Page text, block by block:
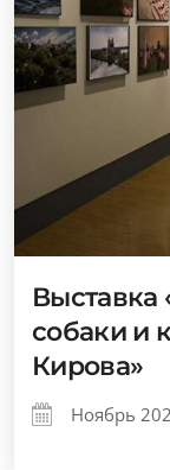
Выставка
собаки и
Кирова»
Ноябрь